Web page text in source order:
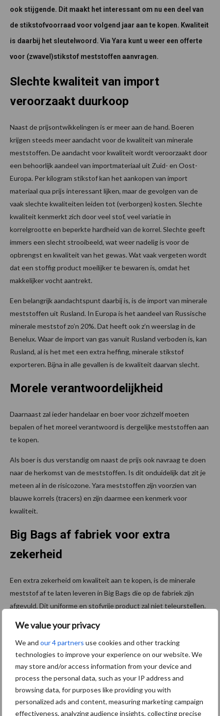
We value your privacy
We and our 4 partners use cookies and other tracking
technologies to improve your experience on our website. We
may store and/or access information from your device and
process the personal data, such as your IP address and
browsing data, for purposes like providing you with
personalized ads and content, measuring marketing campaign
effectiveness, analyzing audience insights, collecting precise
ook stijgende. Dit maakt het interessant om nu een deel van
de stikstofvoorraad voor volgend jaar aan te kopen. Kwaliteit
is daarbij het sleutelwoord. Via Yara kunt u weer een offerte
voor (zwavel)stikstof meststoffen aanvragen.
Slechte kwaliteit van import
veroorzaakt duurkoop
Naast de prijsontwikkelingen is er meer aan de hand. Boeren
krijgen steeds meer aandacht voor de kwaliteit van minerale
meststoffen. De aandacht voor kwaliteit wordt veroorzaakt door
een behoorlijk aandeel van importmateriaal uit Zuid- en Oost-
Europa. Per kilogram stikstof kan het aankopen van import
materiaal qua prijs interessant lijken, maar de gevolgen van de
vaak slechte kwaliteiten leiden tot (verborgen) kosten. Slechte
kwaliteit kenmerkt zich door veel stof, veel variatie in
korrelgrootte en beperkte hardheid van de korrel. Slechte geeft
immers een slecht strooibeeld, wat weer nadelig is voor de
opbrengst en kwaliteit van het gewas. Wat vaak vergeten wordt
dat een stoffig product moeilijker te bewaren is, omdat het
makkelijker vocht aantrekt.
Een belangrijk aandachtspunt daarbij is, is de import van minerale
meststoffen uit Rusland. In Europa is het aandeel van Russische
minerale meststof zo’n 20%. Dat heeft ook z’n weerslag in de
Benelux. Waar de import van gas vanuit Rusland verboden is, kan
Rusland, al is het met een extra heffing, minerale stikstof
exporteren. Bijna in alle gevallen is de kwaliteit daarvan slecht.
Morele verantwoordelijkheid
Daarnaast zal ieder handelaar en boer voor zichzelf moeten
bepalen of het moreel verantwoord is dergelijke meststoffen aan
te kopen.
Als boer is dus verstandig om naast de prijs ook navraag te doen
naar de herkomst van de meststoffen. Is dit onduidelijk dat zit je
meteen al in de risicozone. Yara meststoffen zijn voorzien van
blauwe korrels (tracers) en zijn daarmee een kenmerk voor
kwaliteit.
Big Bags af fabriek voor extra
zekerheid
Een extra zekerheid om kwaliteit aan te kopen, is de minerale
meststof af te laten leveren in Big Bags die op de fabriek zijn
afgevuld. Dit uniforme en stofvrije product zal niet teleurstellen.
Klikhierom een offerte aan te vragen en verzeker u zelf tijdig van
goede kwaliteit.
Bag for the Future
Meer artikelen over
kunstmeststrooier
Van onze partner Yara